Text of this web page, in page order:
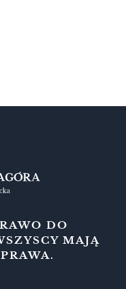
DO
MAJĄ